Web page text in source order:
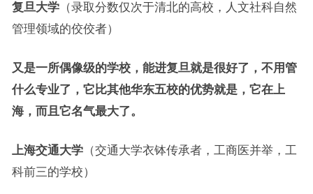
复旦大学（录取分数仅次于清北的高校，人文社科自然
管理领域的佼佼者）
又是一所偶像级的学校，能进复旦就是很好了，不用管
什么专业了，它比其他华东五校的优势就是，它在上
海，而且它名气最大了。
上海交通大学（交通大学衣钵传承者，工商医并举，工
科前三的学校）